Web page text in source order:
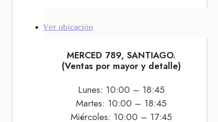
Ver ubicación
MERCED 789, SANTIAGO.
(Ventas por mayor y detalle)
Lunes: 10:00 – 18:45
Martes: 10:00 – 18:45
Miércoles: 10:00 – 17:45